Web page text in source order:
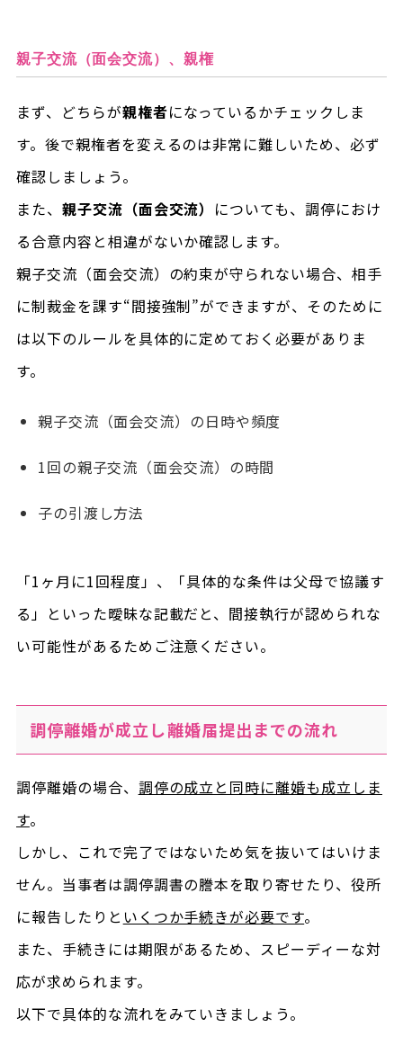
親子交流（面会交流）、親権
まず、どちらが親権者になっているかチェックしま
す。後で親権者を変えるのは非常に難しいため、必ず
確認しましょう。
また、 親子交流（面会交流） についても、調停におけ
る合意内容と相違がないか確認します。
親子交流（面会交流）の約束が守られない場合、相手
に制裁金を課す“間接強制”ができますが、そのために
は以下のルールを具体的に定めておく必要がありま
す。
親子交流（面会交流）の日時や頻度
1回の親子交流（面会交流）の時間
子の引渡し方法
「1ヶ月に1回程度」、「具体的な条件は父母で協議す
る」といった曖昧な記載だと、間接執行が認められな
い可能性があるためご注意ください。
調停離婚が成立し離婚届提出までの流れ
調停離婚の場合、 調停の成立と同時に離婚も成立しま
す。
しかし、これで完了ではないため気を抜いてはいけま
せん。当事者は調停調書の謄本を取り寄せたり、役所
に報告したりと いくつか手続きが必要です。
また、手続きには期限があるため、スピーディーな対
応が求められます。
以下で具体的な流れをみていきましょう。